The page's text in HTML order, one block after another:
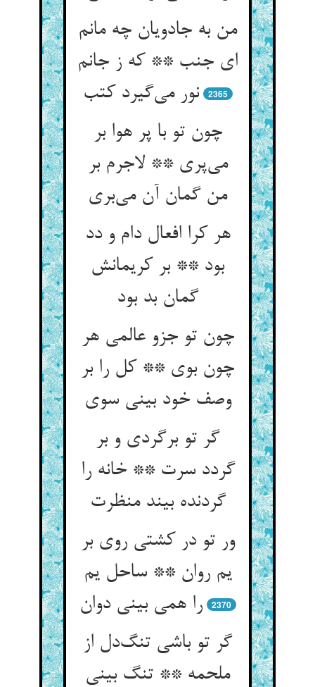
من به جادویان چه مانم
ای جنب ** که ز جانم
نور می‌گیرد کتب
2365
چون تو با پر هوا بر
می‌پری ** لاجرم بر
من گمان آن می‌بری
هر کرا افعال دام و دد
بود ** بر کریمانش
گمان بد بود
چون تو جزو عالمی هر
چون بوی ** کل را بر
وصف خود بینی سوی
گر تو برگردی و بر
گردد سرت ** خانه را
گردنده بیند منظرت
ور تو در کشتی روی بر
یم روان ** ساحل یم
را همی بینی دوان
2370
گر تو باشی تنگ‌دل از
ملحمه ** تنگ بینی